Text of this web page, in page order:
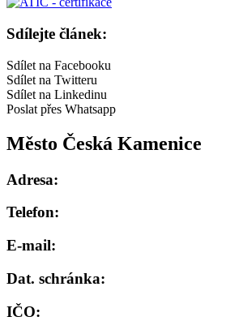
Sdílejte článek:
Sdílet na Facebooku
Sdílet na Twitteru
Sdílet na Linkedinu
Poslat přes Whatsapp
Město Česká Kamenice
Adresa:
Telefon:
E-mail:
Dat. schránka:
IČO: